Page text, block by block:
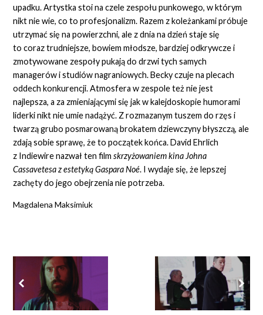
upadku. Artystka stoi na czele zespołu punkowego, w którym
nikt nie wie, co to profesjonalizm. Razem z koleżankami próbuje
utrzymać się na powierzchni, ale z dnia na dzień staje się
to coraz trudniejsze, bowiem młodsze, bardziej odkrywcze i
zmotywowane zespoły pukają do drzwi tych samych
managerów i studiów nagraniowych. Becky czuje na plecach
oddech konkurencji. Atmosfera w zespole też nie jest
najlepsza, a za zmieniającymi się jak w kalejdoskopie humorami
liderki nikt nie umie nadążyć. Z rozmazanym tuszem do rzęs i
twarzą grubo posmarowaną brokatem dziewczyny błyszczą, ale
zdają sobie sprawę, że to początek końca. David Ehrlich
z Indiewire nazwał ten filmskrzyżowaniem kina Johna
Cassavetesa z estetyką Gaspara Noé. I wydaje się, że lepszej
zachęty do jego obejrzenia nie potrzeba.
Magdalena Maksimiuk